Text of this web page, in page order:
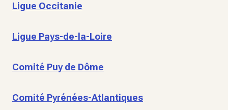
Ligue Occitanie
Ligue Pays-de-la-Loire
Comité Puy de Dôme
Comité Pyrénées-Atlantiques